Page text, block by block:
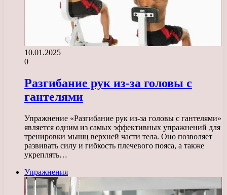
10.01.2025
0
Разгибание рук из-за головы с
гантелями
Упражнение «Разгибание рук из-за головы с гантелями»
является одним из самых эффективных упражнений для
тренировки мышц верхней части тела. Оно позволяет
развивать силу и гибкость плечевого пояса, а также
укреплять…
Упражнения